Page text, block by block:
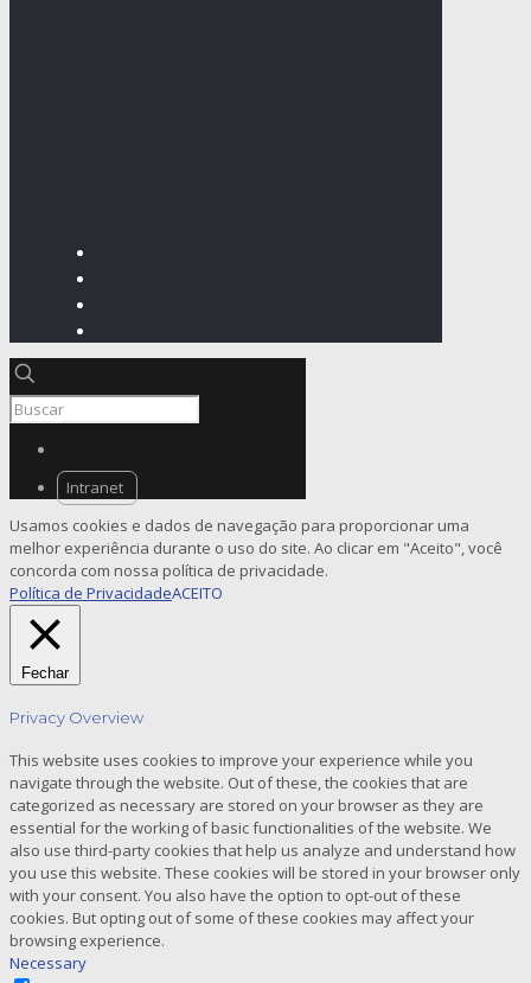
Intranet
Usamos cookies e dados de navegação para proporcionar uma
melhor experiência durante o uso do site. Ao clicar em "Aceito", você
concorda com nossa política de privacidade.
Política de PrivacidadeACEITO
Fechar
Privacy Overview
This website uses cookies to improve your experience while you
navigate through the website. Out of these, the cookies that are
categorized as necessary are stored on your browser as they are
essential for the working of basic functionalities of the website. We
also use third-party cookies that help us analyze and understand how
you use this website. These cookies will be stored in your browser only
with your consent. You also have the option to opt-out of these
cookies. But opting out of some of these cookies may affect your
browsing experience.
Necessary